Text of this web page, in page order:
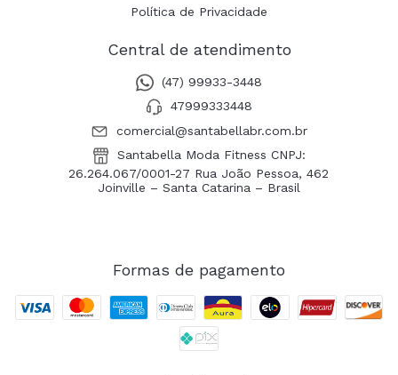
Política de Privacidade
Central de atendimento
(47) 99933-3448
47999333448
comercial@santabellabr.com.br
Santabella Moda Fitness CNPJ:
26.264.067/0001-27 Rua João Pessoa, 462
Joinville – Santa Catarina – Brasil
Formas de pagamento